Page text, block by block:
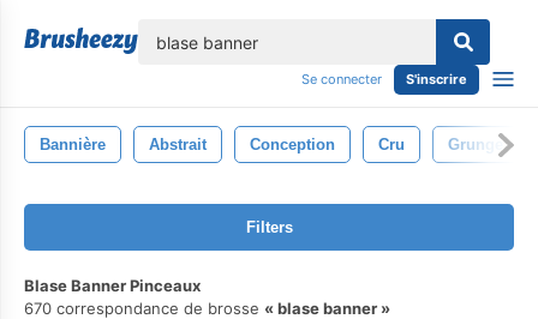
Se connecter S'inscrire
Bannière Abstrait Conception Cru Grunge
Filters
Blase Banner Pinceaux
670 correspondance de brosse
blase banner